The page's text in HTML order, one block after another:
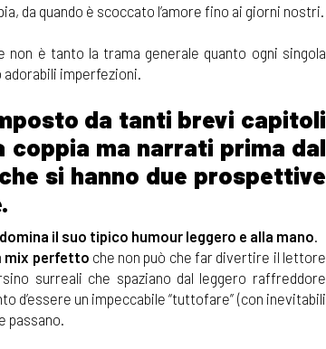
da quando è scoccato l’amore fino ai giorni nostri.
è tanto la trama generale quanto ogni singola
imperfezioni.
da tanti brevi capitoli
ma narrati prima dal
si hanno due prospettive
domina il suo tipico humour leggero e alla mano
mix perfetto che non può che far divertire il lettore
surreali che spaziano dal leggero raffreddore
d’essere un impeccabile “tuttofare” (con inevitabili
passano.